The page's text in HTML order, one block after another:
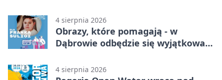
4 sierpnia 2026
Obrazy, które pomagają - w
Dąbrowie odbędzie się wyjątkowa
4 sierpnia 2026